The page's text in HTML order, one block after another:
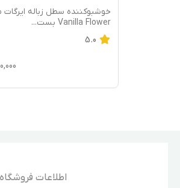
خوشبوکننده سطل زباله
Vanilla Flower بست
...
5.0
اطلاعات فروشگاه